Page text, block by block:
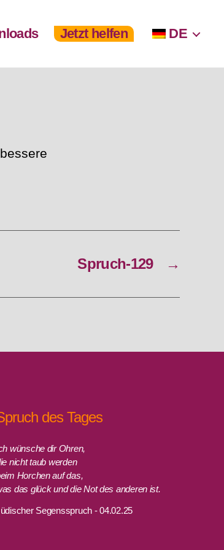
Jetzt helfen DE
→
Spruch-129
des Tages
wünsche dir Ohren,
nicht taub werden
Horchen auf das,
das glück und die Not des anderen ist.
Segensspruch - 04.02.25